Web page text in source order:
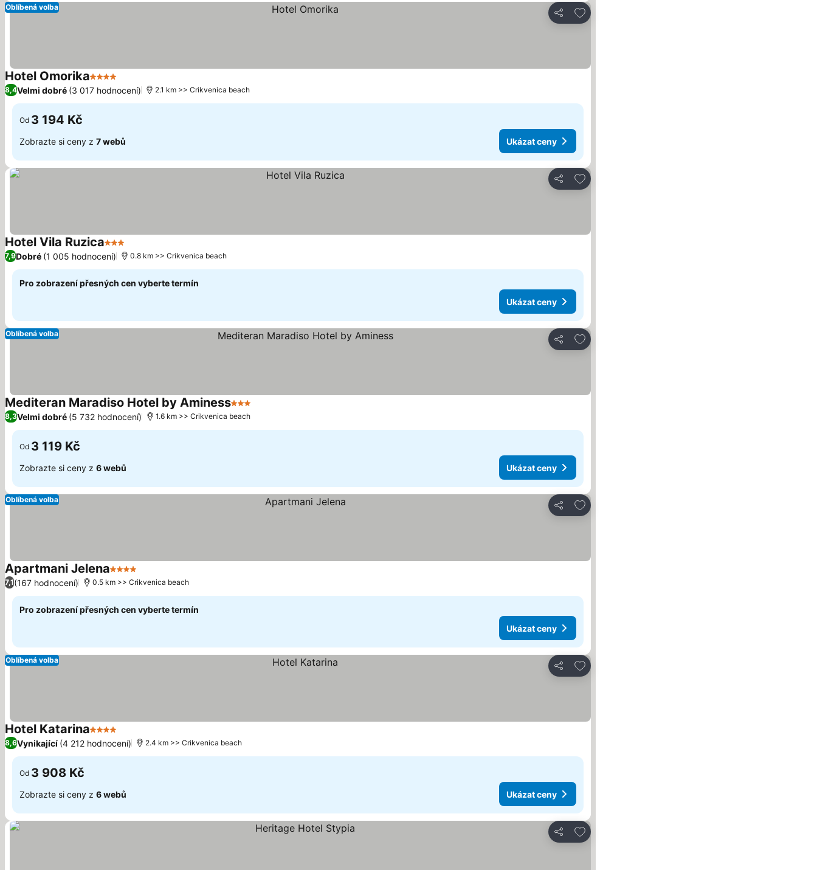
Sdílet
Přidat na seznam oblíbených hotelů
Oblíbená volba
Hotel Omorika4 Počet hvězdiček
8,4Velmi dobré (3 017 hodnocení) 2.1 km >> Crikvenica beach
Od 3 194 Kč
Zobrazte si ceny z 7 webů Ukázat ceny
Sdílet
Přidat na seznam oblíbených hotelů
Hotel Vila Ruzica3 Počet hvězdiček
7,9Dobré (1 005 hodnocení) 0.8 km >> Crikvenica beach
Pro zobrazení přesných cen vyberte termín
Ukázat ceny
Sdílet
Přidat na seznam oblíbených hotelů
Oblíbená volba
Mediteran Maradiso Hotel by Aminess3 Počet hvězdiček
8,3Velmi dobré (5 732 hodnocení) 1.6 km >> Crikvenica beach
Od 3 119 Kč
Zobrazte si ceny z 6 webů Ukázat ceny
Sdílet
Přidat na seznam oblíbených hotelů
Oblíbená volba
Apartmani Jelena4 Počet hvězdiček
7,1(167 hodnocení) 0.5 km >> Crikvenica beach
Pro zobrazení přesných cen vyberte termín
Ukázat ceny
Sdílet
Přidat na seznam oblíbených hotelů
Oblíbená volba
Hotel Katarina4 Počet hvězdiček
8,6Vynikající (4 212 hodnocení) 2.4 km >> Crikvenica beach
Od 3 908 Kč
Zobrazte si ceny z 6 webů Ukázat ceny
Sdílet
Přidat na seznam oblíbených hotelů